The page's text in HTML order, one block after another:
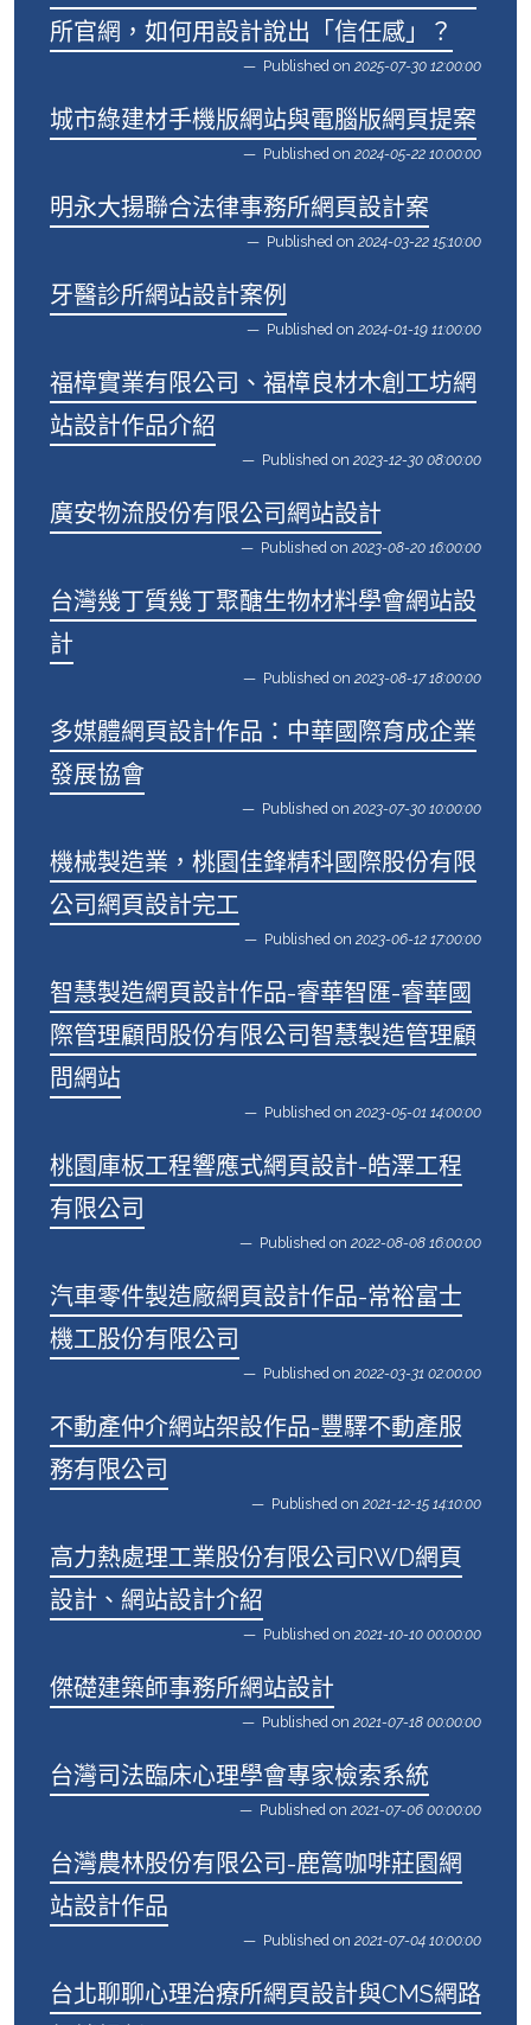
所官網，如何用設計說出「信任感」？
Published on 2025-07-30 12:00:00
城市綠建材手機版網站與電腦版網頁提案
Published on 2024-05-22 10:00:00
明永大揚聯合法律事務所網頁設計案
Published on 2024-03-22 15:10:00
牙醫診所網站設計案例
Published on 2024-01-19 11:00:00
福樟實業有限公司、福樟良材木創工坊網
站設計作品介紹
Published on 2023-12-30 08:00:00
廣安物流股份有限公司網站設計
Published on 2023-08-20 16:00:00
台灣幾丁質幾丁聚醣生物材料學會網站設
計
Published on 2023-08-17 18:00:00
多媒體網頁設計作品：中華國際育成企業
發展協會
Published on 2023-07-30 10:00:00
機械製造業，桃園佳鋒精科國際股份有限
公司網頁設計完工
Published on 2023-06-12 17:00:00
智慧製造網頁設計作品-睿華智匯-睿華國
際管理顧問股份有限公司智慧製造管理顧
問網站
Published on 2023-05-01 14:00:00
桃園庫板工程響應式網頁設計-皓澤工程
有限公司
Published on 2022-08-08 16:00:00
汽車零件製造廠網頁設計作品-常裕富士
機工股份有限公司
Published on 2022-03-31 02:00:00
不動產仲介網站架設作品-豐驛不動產服
務有限公司
Published on 2021-12-15 14:10:00
高力熱處理工業股份有限公司RWD網頁
設計、網站設計介紹
Published on 2021-10-10 00:00:00
傑礎建築師事務所網站設計
Published on 2021-07-18 00:00:00
台灣司法臨床心理學會專家檢索系統
Published on 2021-07-06 00:00:00
台灣農林股份有限公司-鹿篙咖啡莊園網
站設計作品
Published on 2021-07-04 10:00:00
台北聊聊心理治療所網頁設計與CMS網路